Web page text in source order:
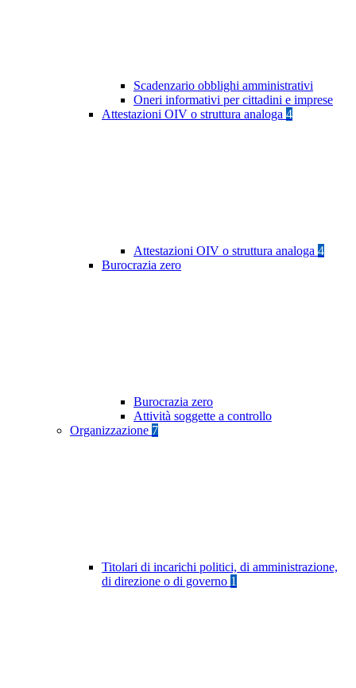
Scadenzario obblighi amministrativi
Oneri informativi per cittadini e imprese
Attestazioni OIV o struttura analoga 4
Attestazioni OIV o struttura analoga 4
Burocrazia zero
Burocrazia zero
Attività soggette a controllo
Organizzazione 7
Titolari di incarichi politici, di amministrazione,
di direzione o di governo 1